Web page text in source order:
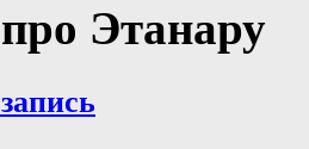
Этанару